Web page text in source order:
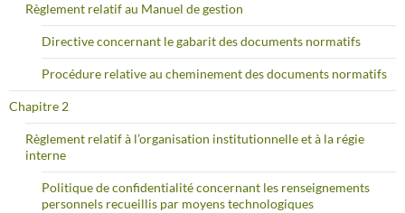
Règlement relatif au Manuel de gestion
Directive concernant le gabarit des documents normatifs
Procédure relative au cheminement des documents normatifs
Chapitre 2
Règlement relatif à l’organisation institutionnelle et à la régie
interne
Politique de confidentialité concernant les renseignements
personnels recueillis par moyens technologiques